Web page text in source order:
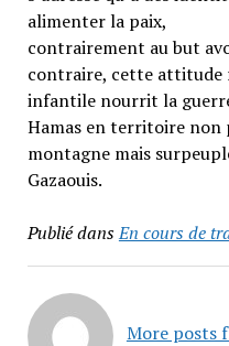
alimenter la paix,
contrairement au but
contraire, cette attitude
infantile nourrit la
Hamas en territoire non
montagne mais
Gazaouis.
Publié dansEn cours de
More posts